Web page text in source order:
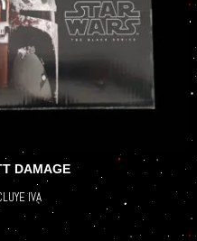
DAMAGE
IVA